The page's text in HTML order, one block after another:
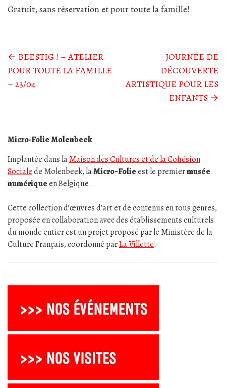
Gratuit, sans réservation et pour toute la famille!
Posts
navigation
← BEESTIG ! – ATELIER
POUR TOUTE LA FAMILLE
– 23/04
JOURNÉE DE
DÉCOUVERTE
ARTISTIQUE POUR LES
ENFANTS →
Micro-Folie Molenbeek
Implantée dans laMaison des Cultures et de la Cohésion
Socialede Molenbeek, laMicro‑Folieest le premiermusée
numériqueen Belgique.
Cette collection d’œuvres d’art et de contenus en tous genres,
proposée en collaboration avec des établissements culturels
du monde entier est un projet proposé par le Ministère de la
Culture Français, coordonné parLa Villette.